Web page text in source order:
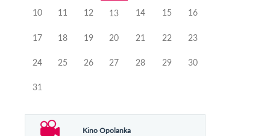
10 11 12 13 14 15 16
17 18 19 20 21 22 23
24 25 26 27 28 29 30
31
Kino Opolanka